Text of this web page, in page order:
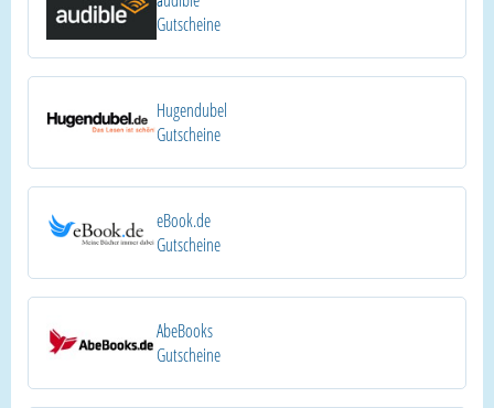
Gutscheine
Hugendubel
Gutscheine
eBook.de
Gutscheine
AbeBooks
Gutscheine